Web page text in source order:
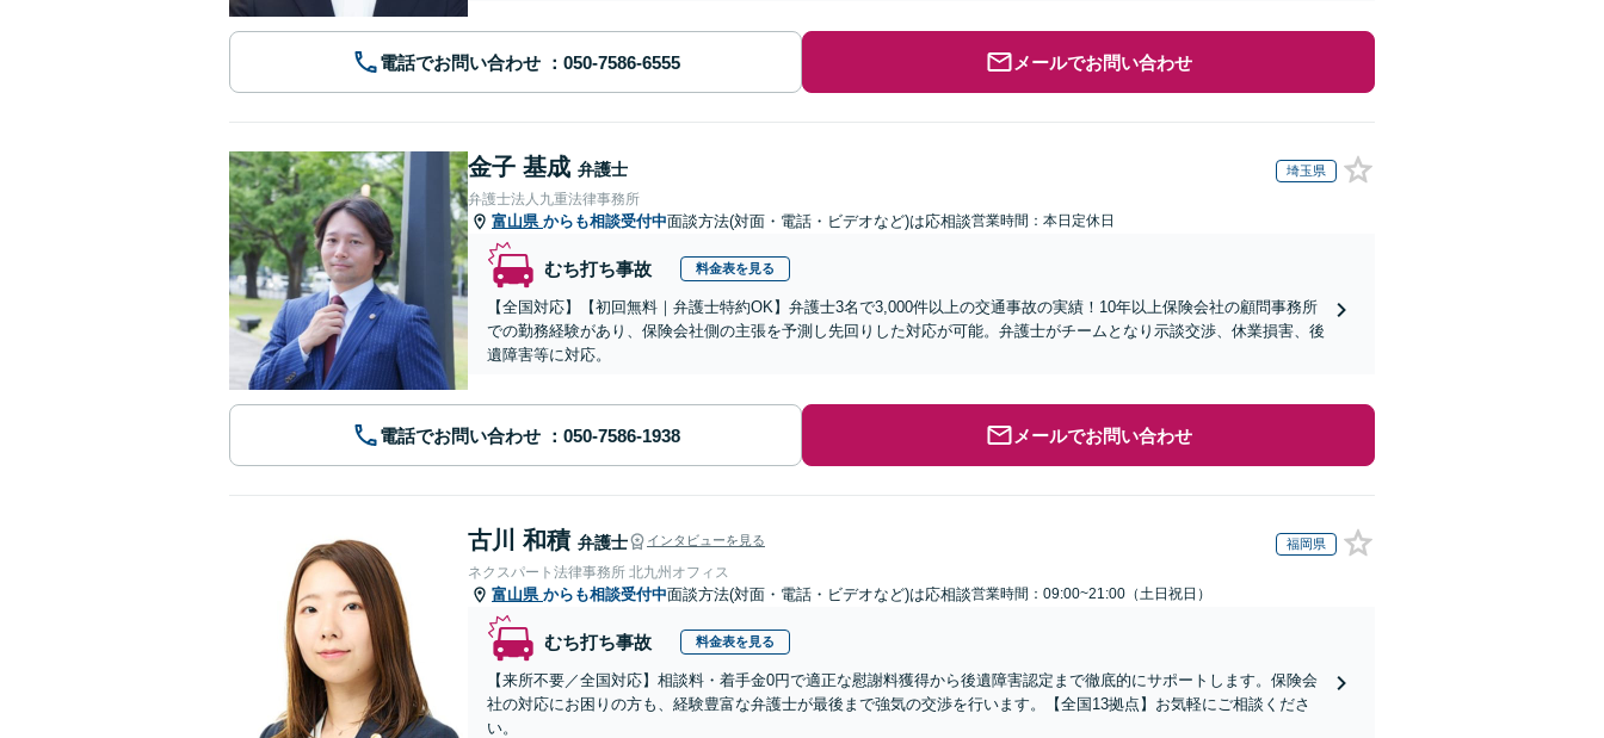
電話でお問い合わせ メールでお問い合わせ
金子 基成 弁護士 埼玉県
弁護士法人九重法律事務所
富山県 からも相談受付中面談方法(対面・電話・ビデオなど)は応相談営業時間：本日定休日
むち打ち事故 料金表を見る
【全国対応】【初回無料｜弁護士特約OK】弁護士3名で3,000件以上の交通事故の実績！10年以上保険会社の顧問事務所
での勤務経験があり、保険会社側の主張を予測し先回りした対応が可能。弁護士がチームとなり示談交渉、休業損害、後
遺障害等に対応。
電話でお問い合わせ メールでお問い合わせ
古川 和積 弁護士 インタビューを見る 福岡県
ネクスパート法律事務所 北九州オフィス
富山県 からも相談受付中面談方法(対面・電話・ビデオなど)は応相談営業時間：09:00~21:00（土日祝日）
むち打ち事故 料金表を見る
【来所不要／全国対応】相談料・着手金0円で適正な慰謝料獲得から後遺障害認定まで徹底的にサポートします。保険会
社の対応にお困りの方も、経験豊富な弁護士が最後まで強気の交渉を行います。【全国13拠点】お気軽にご相談くださ
い。